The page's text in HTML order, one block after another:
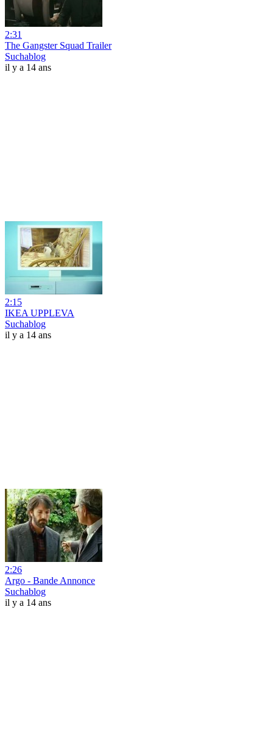
2:31
The Gangster Squad Trailer
Suchablog
il y a 14 ans
2:15
IKEA UPPLEVA
Suchablog
il y a 14 ans
2:26
Argo - Bande Annonce
Suchablog
il y a 14 ans